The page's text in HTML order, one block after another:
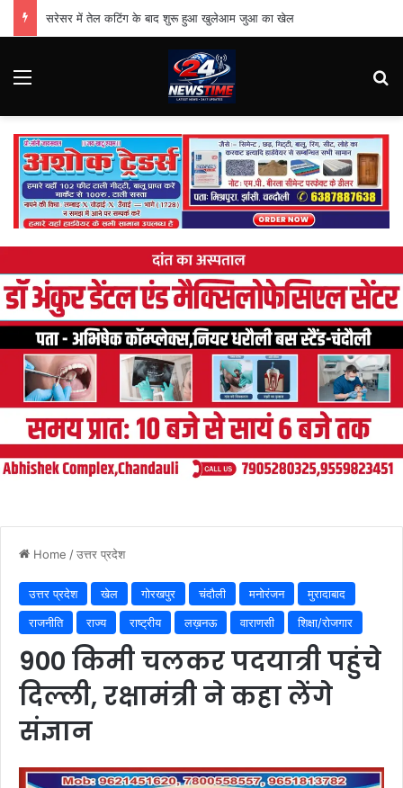
सरेसर में तेल कटिंग के बाद शुरू हुआ खुलेआम जुआ का खेल
Menu
Home /उत्तर प्रदेश
उत्तर प्रदेश खेल गोरखपुर चंदौली मनोरंजन
मुरादाबाद
राजनीति
राज्य राष्ट्रीय लख़नऊ वाराणसी शिक्षा/रोजगार
900 किमी चलकर पदयात्री पहुंचे
दिल्ली, रक्षामंत्री ने कहा लेंगे
संज्ञान